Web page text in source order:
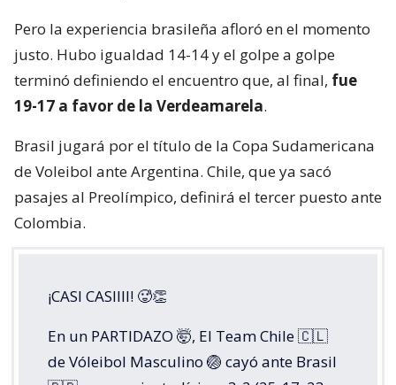
Pero la experiencia brasileña afloró en el momento
justo. Hubo igualdad 14-14 y el golpe a golpe
terminó definiendo el encuentro que, al final, fue
19-17 a favor de la Verdeamarela.
Brasil jugará por el título de la Copa Sudamericana
de Voleibol ante Argentina. Chile, que ya sacó
pasajes al Preolímpico, definirá el tercer puesto ante
Colombia.
¡CASI CASIIII! 🥵👏
En un PARTIDAZO 🤯, El Team Chile 🇨🇱
de Vóleibol Masculino 🏐 cayó ante Brasil